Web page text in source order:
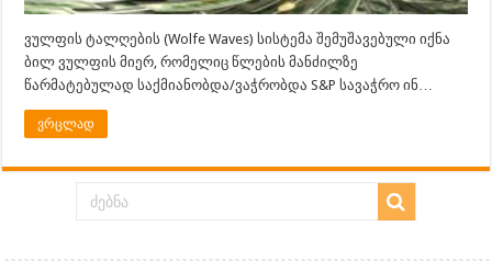
ვულფის ტალღების (Wolfe Waves) სისტემა შემუშავებული იქნა
ბილ ვულფის მიერ, რომელიც წლების მანძილზე
წარმატებულად საქმიანობდა/ვაჭრობდა S&P სავაჭრო ინ…
ვრცლად